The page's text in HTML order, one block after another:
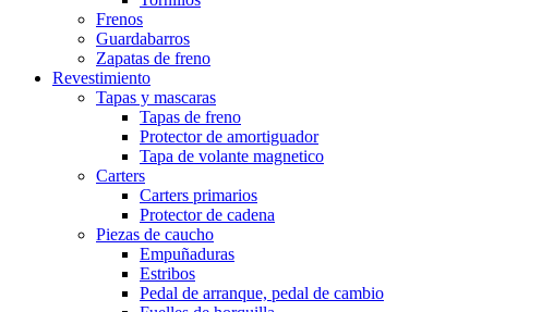
Frenos
Guardabarros
Zapatas de freno
Revestimiento
Tapas y mascaras
Tapas de freno
Protector de amortiguador
Tapa de volante magnetico
Carters
Carters primarios
Protector de cadena
Piezas de caucho
Empuñaduras
Estribos
Pedal de arranque, pedal de cambio